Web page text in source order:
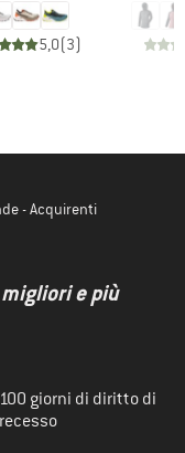
5,0(3)
- Acquirenti
e più
100 giorni di diritto di
recesso